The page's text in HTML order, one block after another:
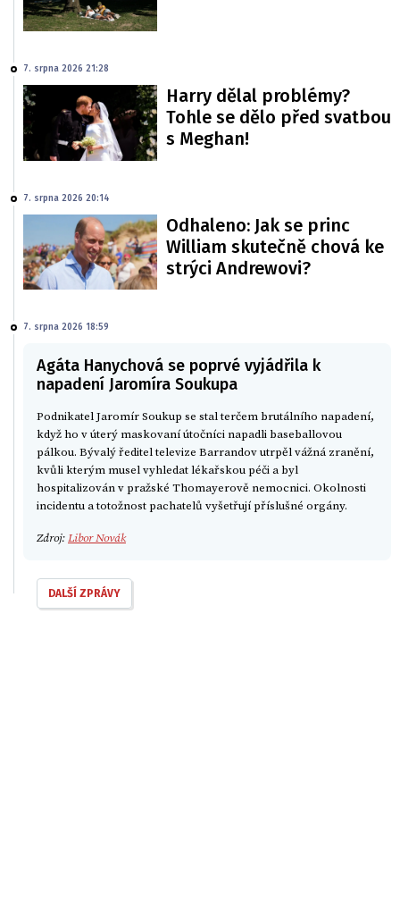
7. srpna 2026 21:28
Harry dělal problémy?
Tohle se dělo před svatbou
s Meghan!
7. srpna 2026 20:14
Odhaleno: Jak se princ
William skutečně chová ke
strýci Andrewovi?
7. srpna 2026 18:59
Agáta Hanychová se poprvé vyjádřila k
napadení Jaromíra Soukupa
Podnikatel Jaromír Soukup se stal terčem brutálního napadení,
když ho v úterý maskovaní útočníci napadli baseballovou
pálkou. Bývalý ředitel televize Barrandov utrpěl vážná zranění,
kvůli kterým musel vyhledat lékařskou péči a byl
hospitalizován v pražské Thomayerově nemocnici. Okolnosti
incidentu a totožnost pachatelů vyšetřují příslušné orgány.
Zdroj:Libor Novák
DALŠÍ ZPRÁVY